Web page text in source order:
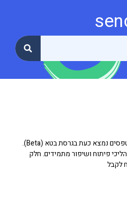
מחולל הטפסים שימו לב: מחולל הטפסים נמצא כעת בגרסת בטא (Beta).
פיתוח ושיפור מתמידים. חלק
לקבל